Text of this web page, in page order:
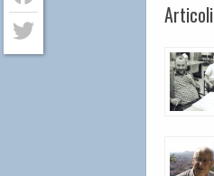
Facebook
Twitter